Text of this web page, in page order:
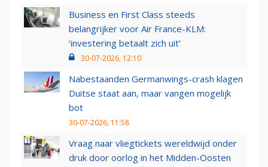
Business en First Class steeds
belangrijker voor Air France-KLM:
‘investering betaalt zich uit’
30-07-2026, 12:10
Nabestaanden Germanwings-crash klagen
Duitse staat aan, maar vangen mogelijk
bot
30-07-2026, 11:58
Vraag naar vliegtickets wereldwijd onder
druk door oorlog in het Midden-Oosten